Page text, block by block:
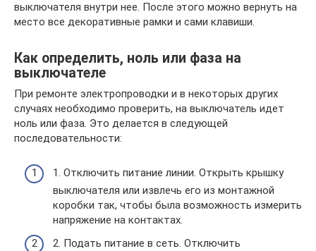
выключателя внутри нее. После этого можно вернуть на
место все декоративные рамки и сами клавиши.
Как определить, ноль или фаза на
выключателе
При ремонте электропроводки и в некоторых других
случаях необходимо проверить, на выключатель идет
ноль или фаза. Это делается в следующей
последовательности:
1. Отключить питание линии. Открыть крышку
выключателя или извлечь его из монтажной
коробки так, чтобы была возможность измерить
напряжение на контактах.
2. Подать питание в сеть. Отключить